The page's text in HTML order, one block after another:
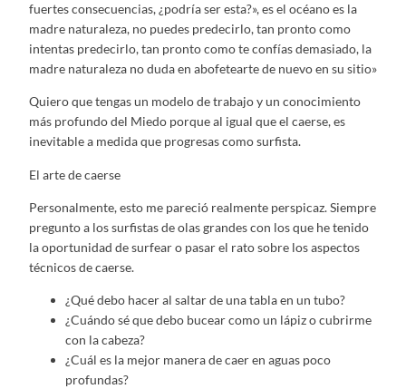
fuertes consecuencias, ¿podría ser esta?», es el océano es la
madre naturaleza, no puedes predecirlo, tan pronto como
intentas predecirlo, tan pronto como te confías demasiado, la
madre naturaleza no duda en abofetearte de nuevo en su sitio»
Quiero que tengas un modelo de trabajo y un conocimiento
más profundo del Miedo porque al igual que el caerse, es
inevitable a medida que progresas como surfista.
El arte de caerse
Personalmente, esto me pareció realmente perspicaz. Siempre
pregunto a los surfistas de olas grandes con los que he tenido
la oportunidad de surfear o pasar el rato sobre los aspectos
técnicos de caerse.
¿Qué debo hacer al saltar de una tabla en un tubo?
¿Cuándo sé que debo bucear como un lápiz o cubrirme
con la cabeza?
¿Cuál es la mejor manera de caer en aguas poco
profundas?